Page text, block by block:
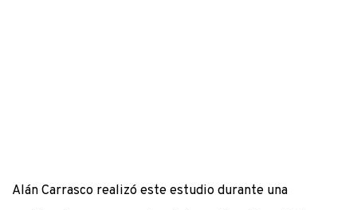
Alán Carrasco realizó este estudio durante una